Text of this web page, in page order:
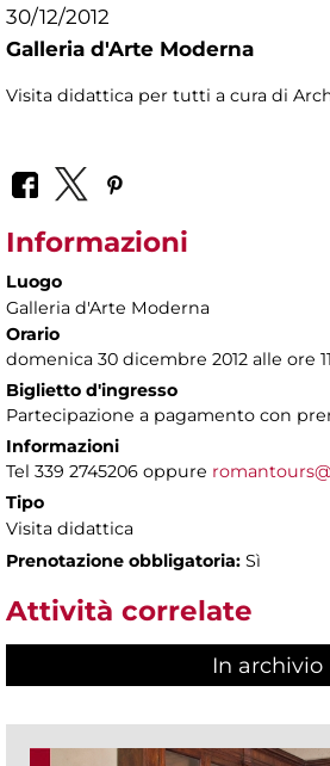
30/12/2012
Galleria d'Arte Moderna
Visita didattica per tutti a cura di
Informazioni
Luogo
Galleria d'Arte Moderna
Orario
domenica 30 dicembre 2012 alle ore
Biglietto d'ingresso
Partecipazione a pagamento con
Informazioni
Tel 339 2745206 oppure
Tipo
Visita didattica
Prenotazione obbligatoria: Sì
Attività correlate
In archivio